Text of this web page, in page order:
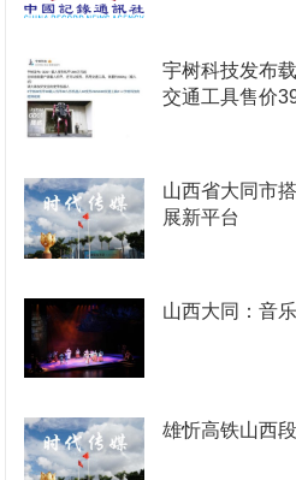
宇树科技发布
交通工具售价
山西省大同市
展新平台
山西大同：音
雄忻高铁山西